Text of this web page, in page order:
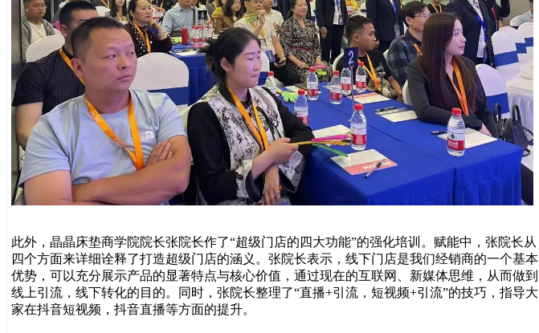
此外，晶晶床垫商学院院长张院长作了“超级门店的四大功能”的强化培训。赋能中，张院长从
四个方面来详细诠释了打造超级门店的涵义。张院长表示，线下门店是我们经销商的一个基本
优势，可以充分展示产品的显著特点与核心价值，通过现在的互联网、新媒体思维，从而做到
线上引流，线下转化的目的。同时，张院长整理了“直播+引流，短视频+引流”的技巧，指导大
家在抖音短视频，抖音直播等方面的提升。